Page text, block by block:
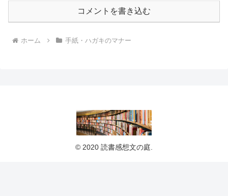
コメントを書き込む
ホーム 手紙・ハガキのマナー
© 2020 読書感想文の庭.